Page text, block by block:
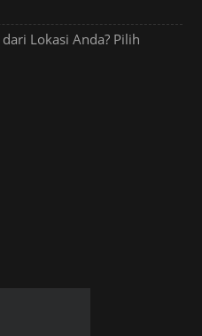
Lokasi Anda? Pilih